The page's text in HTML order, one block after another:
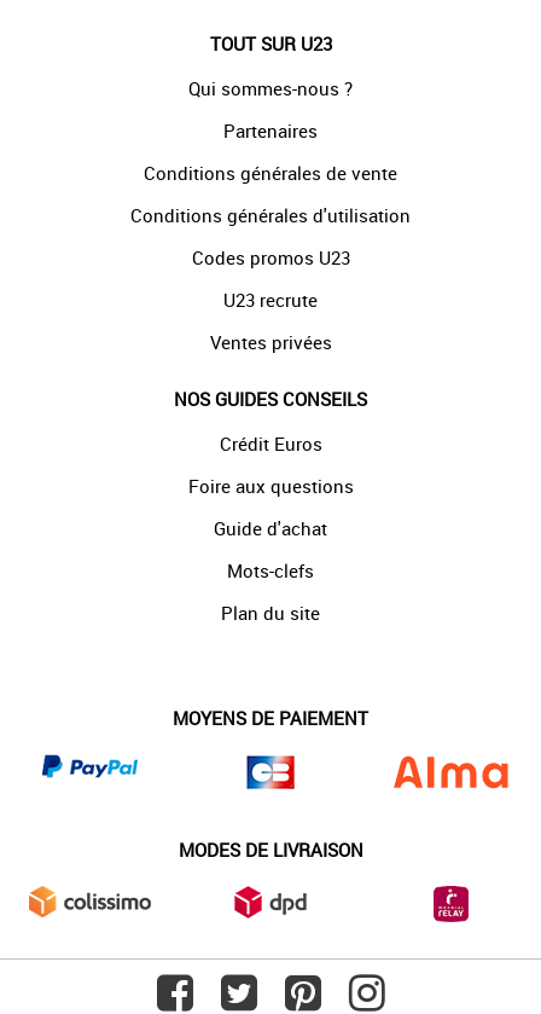
TOUT SUR U23
Qui sommes-nous ?
Partenaires
Conditions générales de vente
Conditions générales d'utilisation
Codes promos U23
U23 recrute
Ventes privées
NOS GUIDES CONSEILS
Crédit Euros
Foire aux questions
Guide d'achat
Mots-clefs
Plan du site
MOYENS DE PAIEMENT
MODES DE LIVRAISON